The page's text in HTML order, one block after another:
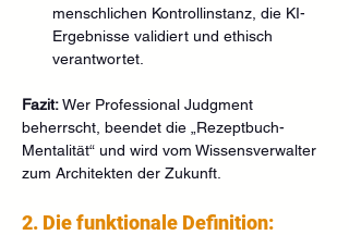
menschlichen Kontrollinstanz, die KI-
Ergebnisse validiert und ethisch
verantwortet.
Fazit: Wer Professional Judgment
beherrscht, beendet die „Rezeptbuch-
Mentalität“ und wird vom Wissensverwalter
zum Architekten der Zukunft.
2. Die funktionale Definition: